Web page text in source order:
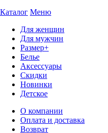
Каталог Меню
Для женщин
Для мужчин
Размер+
Белье
Аксессуары
Скидки
Новинки
Детское
О компании
Оплата и доставка
Возврат